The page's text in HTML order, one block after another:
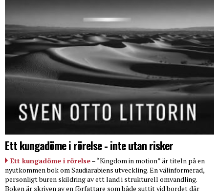
Ett kungadöme i rörelse - inte utan risker
Ett kungadöme i rörelse– “Kingdom in motion” är titeln på en
nyutkommen bok om Saudiarabiens utveckling. En välinformerad,
personligt buren skildring av ett land i strukturell omvandling.
Boken är skriven av en författare som både suttit vid bordet där